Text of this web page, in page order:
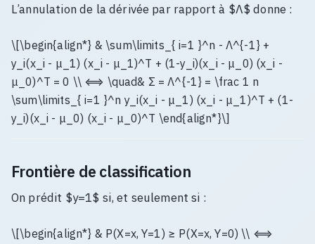
L’annulation de la dérivée par rapport à $Λ$ donne :
\[\begin{align*} & \sum\limits_{ i=1 }^n - Λ^{-1} +
y_i(x_i - μ_1) (x_i - μ_1)^T + (1-y_i)(x_i - μ_0) (x_i -
μ_0)^T = 0 \\ ⟺ \quad& Σ = Λ^{-1} = \frac 1 n
\sum\limits_{ i=1 }^n y_i(x_i - μ_1) (x_i - μ_1)^T + (1-
y_i)(x_i - μ_0) (x_i - μ_0)^T \end{align*}\]
Frontière de classification
On prédit $y=1$ si, et seulement si :
\[\begin{align*} & P(X=x, Y=1) ≥ P(X=x, Y=0) \\ ⟺